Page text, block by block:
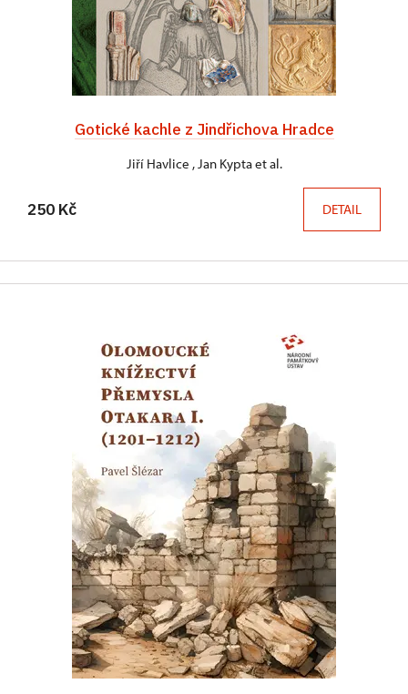
Gotické kachle z Jindřichova Hradce
Jiří Havlice , Jan Kypta et al.
250 Kč DETAIL